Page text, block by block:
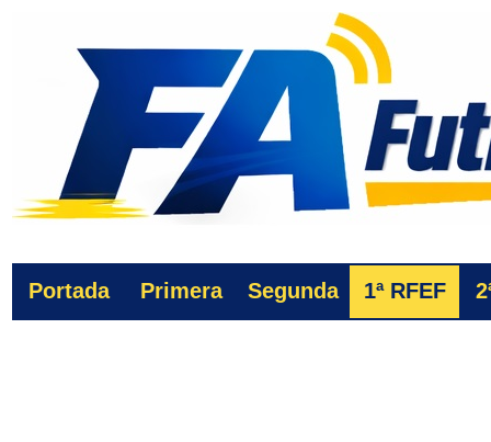
Portada Primera Segunda 1ªRFEF